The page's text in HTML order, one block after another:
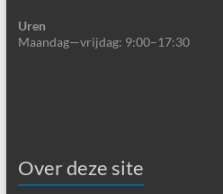
Uren
Maandag—vrijdag: 9:00–17:30
Over deze site